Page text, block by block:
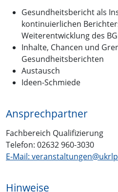
Gesundheitsbericht als
kontinuierlichen
Weiterentwicklung des
Inhalte, Chancen und
Gesundheitsberichten
Austausch
Ideen-Schmiede
Ansprechpartner
Fachbereich Qualifizierung
Telefon: 02632 960-3030
E-Mail:
Hinweise